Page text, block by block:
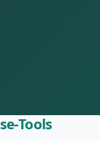
Tools